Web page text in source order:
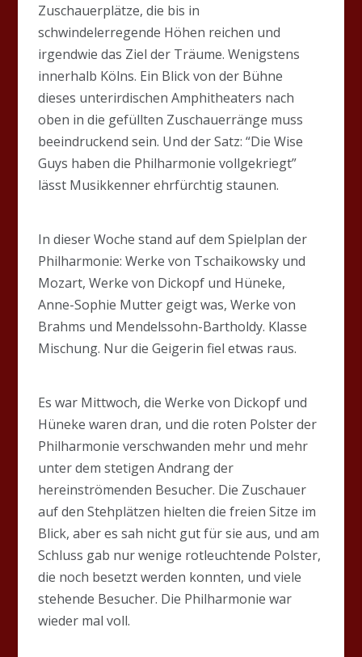
Zuschauerplätze, die bis in
schwindelerregende Höhen reichen und
irgendwie das Ziel der Träume. Wenigstens
innerhalb Kölns. Ein Blick von der Bühne
dieses unterirdischen Amphitheaters nach
oben in die gefüllten Zuschauerränge muss
beeindruckend sein. Und der Satz: “Die Wise
Guys haben die Philharmonie vollgekriegt”
lässt Musikkenner ehrfürchtig staunen.
In dieser Woche stand auf dem Spielplan der
Philharmonie: Werke von Tschaikowsky und
Mozart, Werke von Dickopf und Hüneke,
Anne-Sophie Mutter geigt was, Werke von
Brahms und Mendelssohn-Bartholdy. Klasse
Mischung. Nur die Geigerin fiel etwas raus.
Es war Mittwoch, die Werke von Dickopf und
Hüneke waren dran, und die roten Polster der
Philharmonie verschwanden mehr und mehr
unter dem stetigen Andrang der
hereinströmenden Besucher. Die Zuschauer
auf den Stehplätzen hielten die freien Sitze im
Blick, aber es sah nicht gut für sie aus, und am
Schluss gab nur wenige rotleuchtende Polster,
die noch besetzt werden konnten, und viele
stehende Besucher. Die Philharmonie war
wieder mal voll.